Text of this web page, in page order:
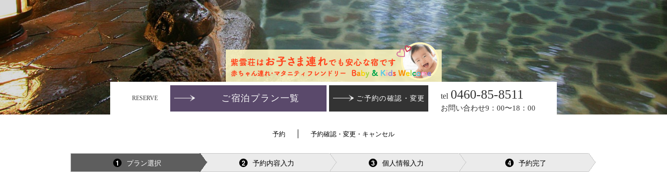
RESERVE ご宿泊プラン一覧 ご予約の確認・変更 tel 0460-85-8511
お問い合わせ9：00〜18：00
予約 予約確認・変更・キャンセル
1 プラン選択 2 予約内容入力 3 個人情報入力 4 予約完了